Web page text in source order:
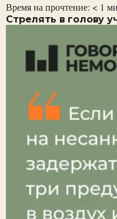
Время на прочтение: < 1
Стрелять в голову